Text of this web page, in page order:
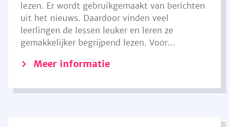
lezen. Er wordt gebruikgemaakt van berichten
uit het nieuws. Daardoor vinden veel
leerlingen de lessen leuker en leren ze
gemakkelijker begrijpend lezen. Voor...
Meer informatie